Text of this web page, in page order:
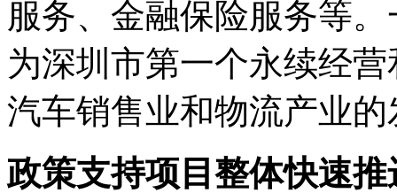
服务、金融保险服务等
为深圳市第一个永续经
汽车销售业和物流产业的
政策支持项目整体快速推